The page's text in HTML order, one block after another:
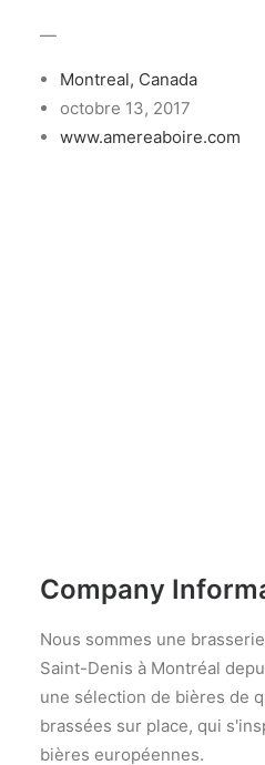
—
Montreal, Canada
octobre 13, 2017
www.amereaboire.com
Company
Nous sommes une
Saint-Denis à Montréal
une sélection de bières de
brassées sur place, qui
bières européennes.